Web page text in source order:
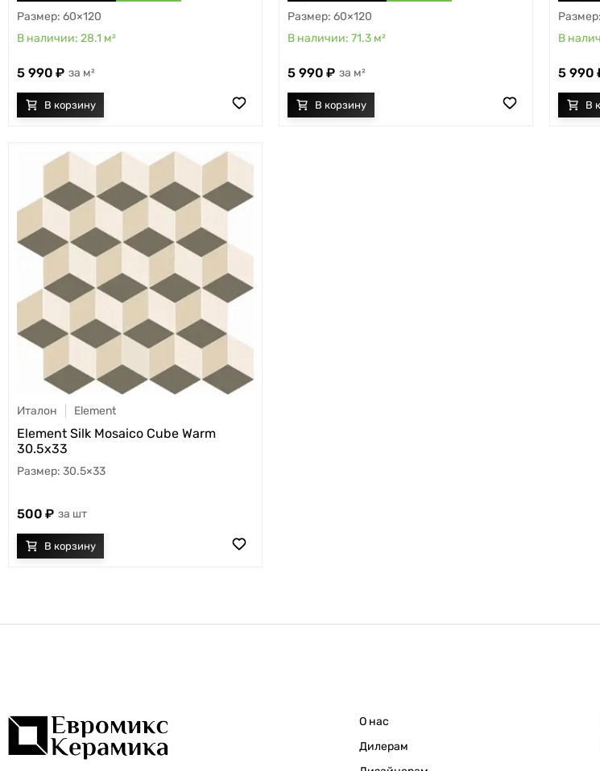
60×120
28.1 м²
5 990 м²
60×120
71.3 м²
5 990 м² 5 990
Италон Element
Element Silk Mosaico Cube Warm
30.5x33
30.5×33
500 шт
О нас
Дилерам